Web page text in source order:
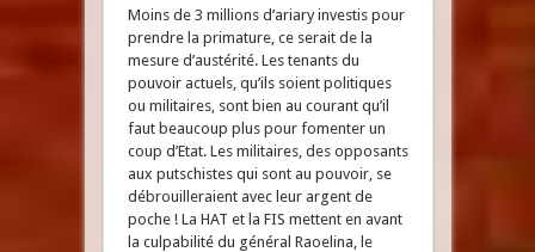
Moins de 3 millions d’ariary investis pour
prendre la primature, ce serait de la
mesure d’austérité. Les tenants du
pouvoir actuels, qu’ils soient politiques
ou militaires, sont bien au courant qu’il
faut beaucoup plus pour fomenter un
coup d’Etat. Les militaires, des opposants
aux putschistes qui sont au pouvoir, se
débrouilleraient avec leur argent de
poche ! La HAT et la FIS mettent en avant
la culpabilité du général Raoelina, le